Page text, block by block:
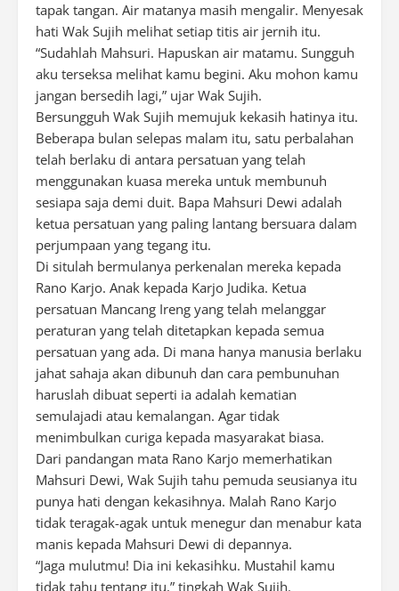
tapak tangan. Air matanya masih mengalir. Menyesak
hati Wak Sujih melihat setiap titis air jernih itu.
“Sudahlah Mahsuri. Hapuskan air matamu. Sungguh
aku terseksa melihat kamu begini. Aku mohon kamu
jangan bersedih lagi,” ujar Wak Sujih.
Bersungguh Wak Sujih memujuk kekasih hatinya itu.
Beberapa bulan selepas malam itu, satu perbalahan
telah berlaku di antara persatuan yang telah
menggunakan kuasa mereka untuk membunuh
sesiapa saja demi duit. Bapa Mahsuri Dewi adalah
ketua persatuan yang paling lantang bersuara dalam
perjumpaan yang tegang itu.
Di situlah bermulanya perkenalan mereka kepada
Rano Karjo. Anak kepada Karjo Judika. Ketua
persatuan Mancang Ireng yang telah melanggar
peraturan yang telah ditetapkan kepada semua
persatuan yang ada. Di mana hanya manusia berlaku
jahat sahaja akan dibunuh dan cara pembunuhan
haruslah dibuat seperti ia adalah kematian
semulajadi atau kemalangan. Agar tidak
menimbulkan curiga kepada masyarakat biasa.
Dari pandangan mata Rano Karjo memerhatikan
Mahsuri Dewi, Wak Sujih tahu pemuda seusianya itu
punya hati dengan kekasihnya. Malah Rano Karjo
tidak teragak-agak untuk menegur dan menabur kata
manis kepada Mahsuri Dewi di depannya.
“Jaga mulutmu! Dia ini kekasihku. Mustahil kamu
tidak tahu tentang itu,” tingkah Wak Sujih.